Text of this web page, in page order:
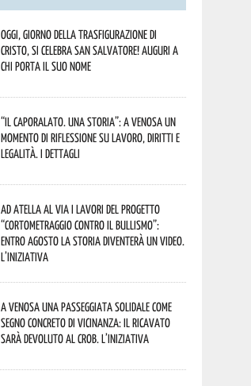
Oggi, giorno della Trasfigurazione di
Cristo, si celebra San Salvatore! Auguri a
chi porta il suo nome
“Il caporalato. Una storia”: a Venosa un
momento di riflessione su lavoro, diritti e
legalità. I dettagli
Ad Atella al via i lavori del progetto
“Cortometraggio contro il bullismo”:
entro agosto la storia diventerà un video.
L’iniziativa
A Venosa una passeggiata solidale come
segno concreto di vicinanza: il ricavato
sarà devoluto al CROB. L’iniziativa